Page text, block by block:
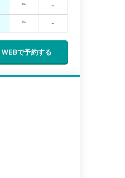
℡ -
℡ -
WEBで予約する